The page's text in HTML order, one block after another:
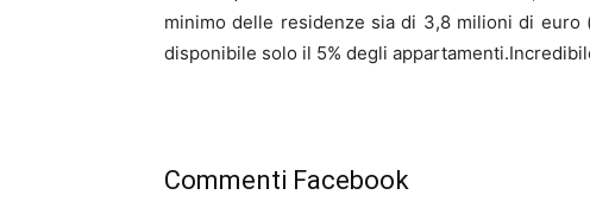
minimo delle residenze sia di 3,8 milioni di euro
disponibile solo il 5% degli
Commenti Facebook